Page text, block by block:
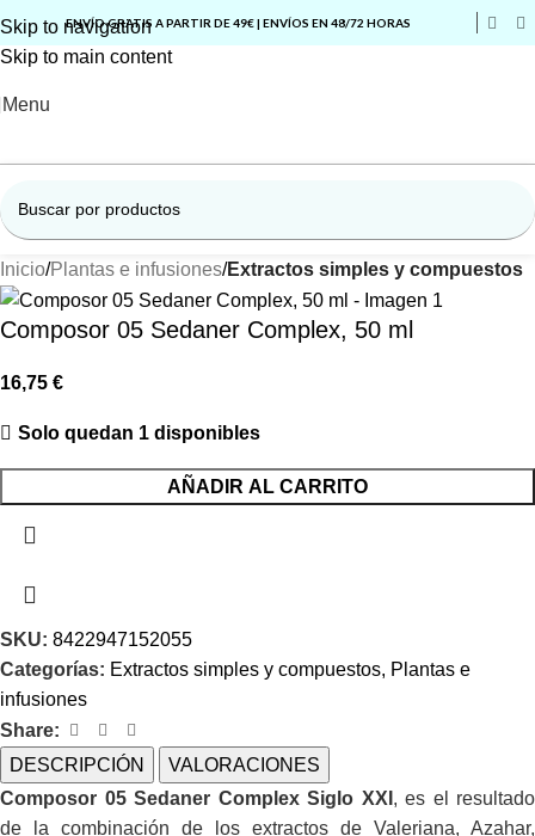
Skip to navigation
Skip to main content
ENVÍO GRATIS A PARTIR DE 49€ | ENVÍOS EN 48/72 HORAS
Menu
Inicio Plantas e infusiones Extractos simples y compuestos
Composor 05 Sedaner Complex, 50 ml
16,75 €
Solo quedan 1 disponibles
AÑADIR AL CARRITO
SKU: 8422947152055
Categorías: Extractos simples y compuestos, Plantas e
infusiones
Share:
DESCRIPCIÓN
VALORACIONES
Composor 05 Sedaner Complex Siglo XXI , es el resultado
de la combinación de los extractos de Valeriana, Azahar,